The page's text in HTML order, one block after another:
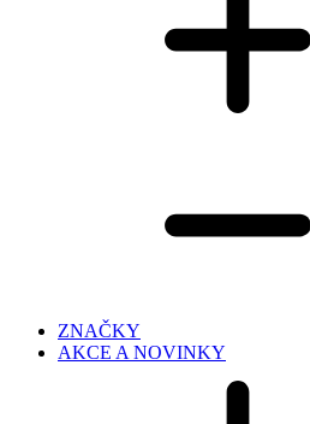
ZNAČKY
AKCE A NOVINKY